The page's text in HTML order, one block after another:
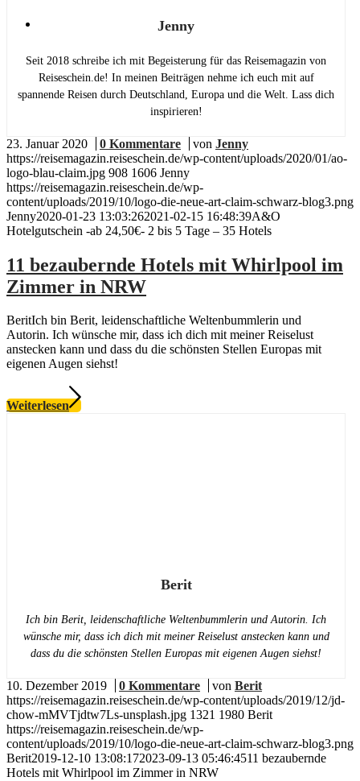
Jenny
Seit 2018 schreibe ich mit Begeisterung für das Reisemagazin von
Reiseschein.de! In meinen Beiträgen nehme ich euch mit auf
spannende Reisen durch Deutschland, Europa und die Welt. Lass dich
inspirieren!
23. Januar 2020 0 Kommentare von Jenny
https://reisemagazin.reiseschein.de/wp-content/uploads/2020/01/ao-
logo-blau-claim.jpg 908 1606 Jenny
https://reisemagazin.reiseschein.de/wp-
content/uploads/2019/10/logo-die-neue-art-claim-schwarz-blog3.png
Jenny2020-01-23 13:03:262021-02-15 16:48:39A&O
Hotelgutschein -ab 24,50€- 2 bis 5 Tage – 35 Hotels
11 bezaubernde Hotels mit Whirlpool im
Zimmer in NRW
BeritIch bin Berit, leidenschaftliche Weltenbummlerin und
Autorin. Ich wünsche mir, dass ich dich mit meiner Reiselust
anstecken kann und dass du die schönsten Stellen Europas mit
eigenen Augen siehst!
Weiterlesen
Berit
Ich bin Berit, leidenschaftliche Weltenbummlerin und Autorin. Ich
wünsche mir, dass ich dich mit meiner Reiselust anstecken kann und
dass du die schönsten Stellen Europas mit eigenen Augen siehst!
10. Dezember 2019 0 Kommentare von Berit
https://reisemagazin.reiseschein.de/wp-content/uploads/2019/12/jd-
chow-mMVTjdtw7Ls-unsplash.jpg 1321 1980 Berit
https://reisemagazin.reiseschein.de/wp-
content/uploads/2019/10/logo-die-neue-art-claim-schwarz-blog3.png
Berit2019-12-10 13:08:172023-09-13 05:46:4511 bezaubernde
Hotels mit Whirlpool im Zimmer in NRW